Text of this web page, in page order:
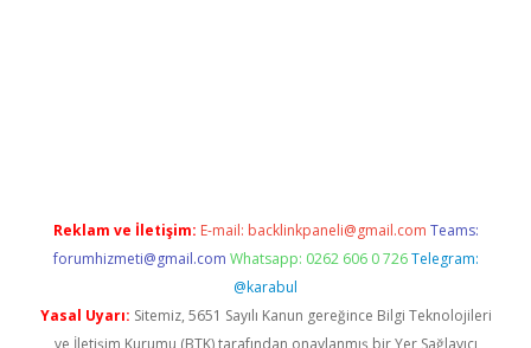
Reklam ve İletişim: E-mail: backlinkpaneli@gmail.com Teams:
forumhizmeti@gmail.com Whatsapp: 0262 606 0 726 Telegram:
@karabul
Yasal Uyarı: Sitemiz, 5651 Sayılı Kanun gereğince Bilgi Teknolojileri
ve İletişim Kurumu (BTK) tarafından onaylanmış bir Yer Sağlayıcı